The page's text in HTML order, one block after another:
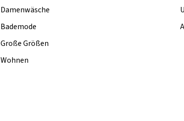
Damenwäsche
Bademode
Große Größen
Wohnen